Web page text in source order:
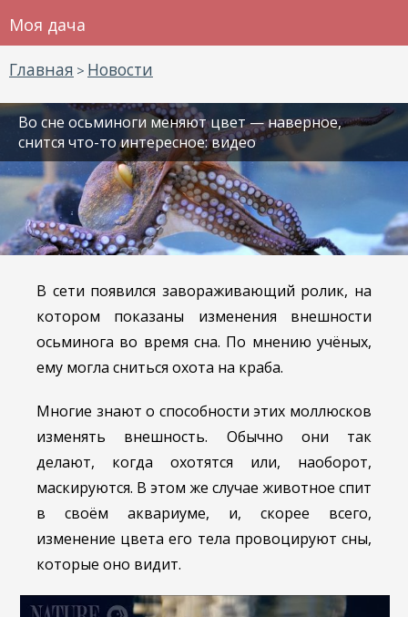
Моя дача
Главная > Новости
Во сне осьминоги меняют цвет — наверное,
снится что-то интересное: видео
В сети появился завораживающий ролик, на
котором показаны изменения внешности
осьминога во время сна. По мнению учёных,
ему могла сниться охота на краба.
Многие знают о способности этих моллюсков
изменять внешность. Обычно они так
делают, когда охотятся или, наоборот,
маскируются. В этом же случае животное спит
в своём аквариуме, и, скорее всего,
изменение цвета его тела провоцируют сны,
которые оно видит.